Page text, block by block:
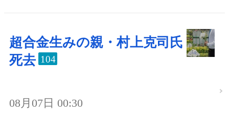
超合金生みの親・村上克司氏
死去 104
08月07日 00:30